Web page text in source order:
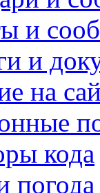
и
и
на
кода
погода